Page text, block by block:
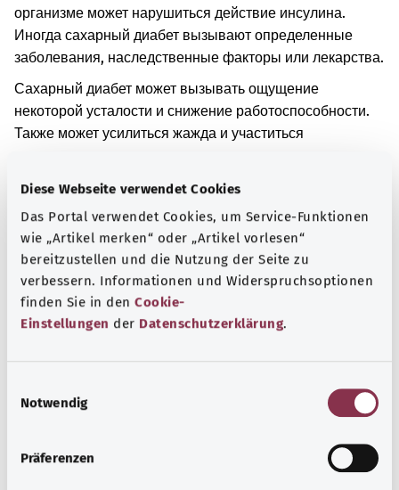
Diese Webseite verwendet Cookies
Das Portal verwendet Cookies, um Service-Funktionen
wie „Artikel merken“ oder „Artikel vorlesen“
bereitzustellen und die Nutzung der Seite zu
verbessern. Informationen und Widerspruchsoptionen
finden Sie in den Cookie-
Einstellungen der Datenschutzerklärung.
Notwendig
Präferenzen
организме может нарушиться действие инсулина.
Иногда сахарный диабет вызывают определенные
заболевания, наследственные факторы или лекарства.
Сахарный диабет может вызывать ощущение
некоторой усталости и снижение работоспособности.
Также может усилиться жажда и участиться
При длительном заболевании сахарным диабетом
возможно повреждение кровеносных сосудов в разных
областях организма. При повреждении кровеносных
сосудов могут возникать нарушения кровообращения.
Кроме того, из-за высокого уровня сахара в крови
возможно повреждение почек и глаз. При длительном
заболевании сахарным диабетом возможно
появиться нарушения чувствительности или боли.
Кроме того, в некоторых областях тела человек может
ощущать меньше силы.